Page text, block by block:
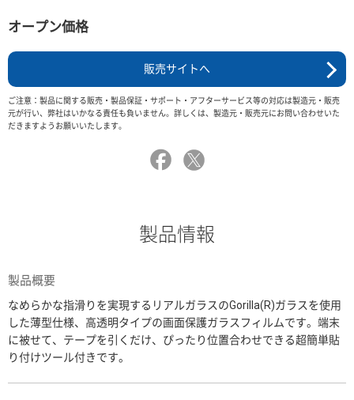
オープン価格
販売サイトへ
ご注意：製品に関する販売・製品保証・サポート・アフターサービス等の対応は製造元・販売
元が行い、弊社はいかなる責任も負いません。詳しくは、製造元・販売元にお問い合わせいた
だきますようお願いいたします。
製品情報
製品概要
なめらかな指滑りを実現するリアルガラスのGorilla(R)ガラスを使用
した薄型仕様、高透明タイプの画面保護ガラスフィルムです。端末
に被せて、テープを引くだけ、ぴったり位置合わせできる超簡単貼
り付けツール付きです。